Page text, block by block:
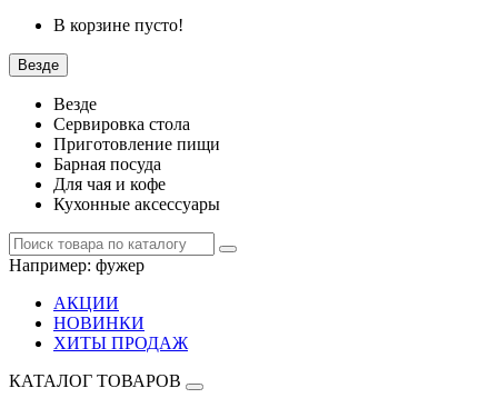
В корзине пусто!
Везде
Везде
Сервировка стола
Приготовление пищи
Барная посуда
Для чая и кофе
Кухонные аксессуары
Например: фужер
АКЦИИ
НОВИНКИ
ХИТЫ ПРОДАЖ
КАТАЛОГ ТОВАРОВ